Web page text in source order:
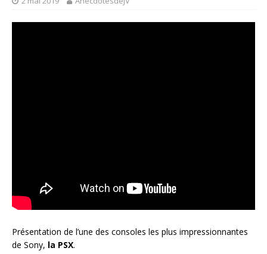
Présentation de l’une des consoles les plus impressionnantes
de Sony, la PSX.